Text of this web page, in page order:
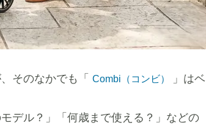
そのなかでも「 Combi（コンビ）
」はベ
デル？」「何歳まで使える？」などの